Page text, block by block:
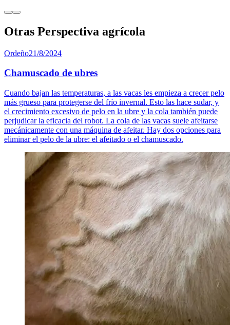
Otras Perspectiva agrícola
Ordeño21/8/2024
Chamuscado de ubres
Cuando bajan las temperaturas, a las vacas les empieza a crecer pelo
más grueso para protegerse del frío invernal. Esto las hace sudar, y
el crecimiento excesivo de pelo en la ubre y la cola también puede
perjudicar la eficacia del robot. La cola de las vacas suele afeitarse
mecánicamente con una máquina de afeitar. Hay dos opciones para
eliminar el pelo de la ubre: el afeitado o el chamuscado.